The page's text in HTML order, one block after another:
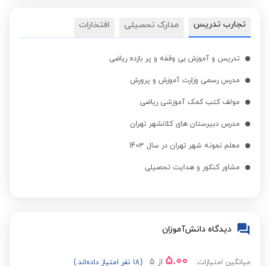
تجارب تدریس مدارک تحصیلی افتخارات
تدریس و آموزش بی وقفه و پر بازده ریاضی
مدرس رسمی وزارت آموزش و پرورش
مولف کتب کمک آموزشی ریاضی
مدرس دبیرستان های کلانشهر تهران
معلم نمونه شهر تهران در سال 1403
مشاور کنکور و هدایت تحصیلی
دیدگاه دانش‌آموزان
میانگین امتیازات: 5.00 از 5 (18 نفر امتیاز داده‌اند.)